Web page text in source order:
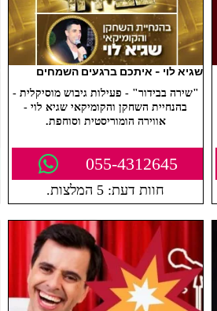
שגיא לוי - איתכם ברגעים השמחים
"שירה בבידור" - פעילות גיבוש מוסיקלית -
בהנחיית השחקן והקומיקאי שגיא לוי -
אווירה הומוריסטית וסוחפת.
055-4312645
חוות דעת: 5 המלצות.